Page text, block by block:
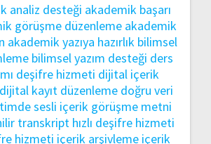
analiz desteği akademik başarı
görüşme düzenleme akademik
akademik yazıya hazırlık bilimsel
bilimsel yazım desteği ders
deşifre hizmeti dijital içerik
dijital kayıt düzenleme doğru veri
sesli içerik görüşme metni
transkript hızlı deşifre hizmeti
hizmeti içerik arşivleme içerik